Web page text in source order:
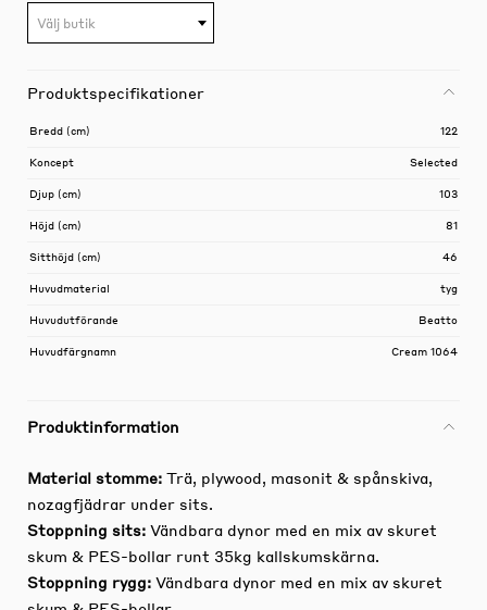
Välj butik
Produktspecifikationer
Bredd (cm) 122
Koncept Selected
Djup (cm) 103
Höjd (cm) 81
Sitthöjd (cm) 46
Huvudmaterial tyg
Huvudutförande Beatto
Huvudfärgnamn Cream 1064
Produktinformation
Material stomme: Trä, plywood, masonit & spånskiva,
nozagfjädrar under sits.
Stoppning sits: Vändbara dynor med en mix av skuret
skum & PES-bollar runt 35kg kallskumskärna.
Stoppning rygg: Vändbara dynor med en mix av skuret